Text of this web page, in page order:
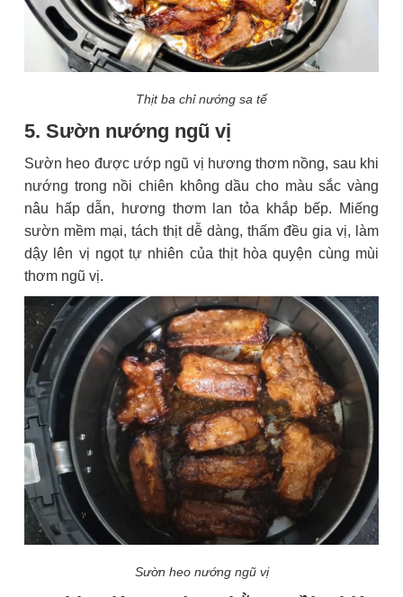
Thịt ba chỉ nướng sa tế
5. Sườn nướng ngũ vị
Sườn heo được ướp ngũ vị hương thơm nồng, sau khi
nướng trong nồi chiên không dầu cho màu sắc vàng
nâu hấp dẫn, hương thơm lan tỏa khắp bếp. Miếng
sườn mềm mại, tách thịt dễ dàng, thấm đều gia vị, làm
dậy lên vị ngọt tự nhiên của thịt hòa quyện cùng mùi
thơm ngũ vị.
Sườn heo nướng ngũ vị